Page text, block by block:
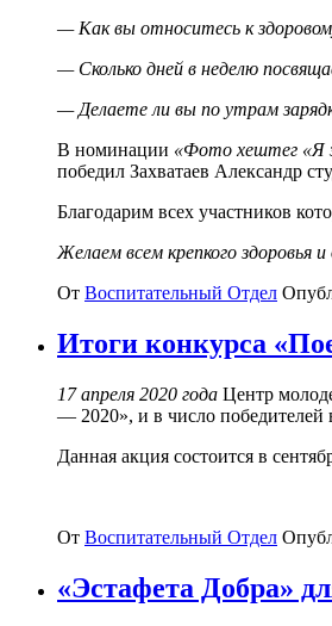
— Как вы относитесь к
— Сколько дней в неделю
— Делаете ли вы по утрам
В номинации «Фото хештег
победил Захватаев Александр
Благодарим всех участников
Желаем всем крепкого здоровья
От Воспитательный Отдел
Итоги конкурса
17 апреля 2020 года Центр
— 2020», и в число
Данная акция состоится в
От Воспитательный Отдел
«Эстафета Добра»